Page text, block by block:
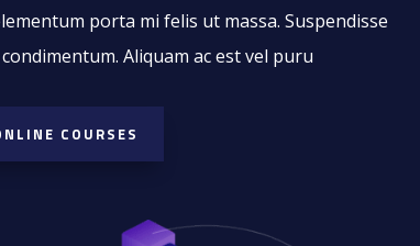
porta mi felis ut massa. Suspendisse
Aliquam ac est vel puru
COURSES